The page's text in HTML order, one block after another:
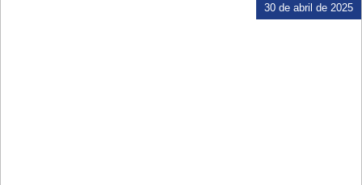
30 de abril de 2025